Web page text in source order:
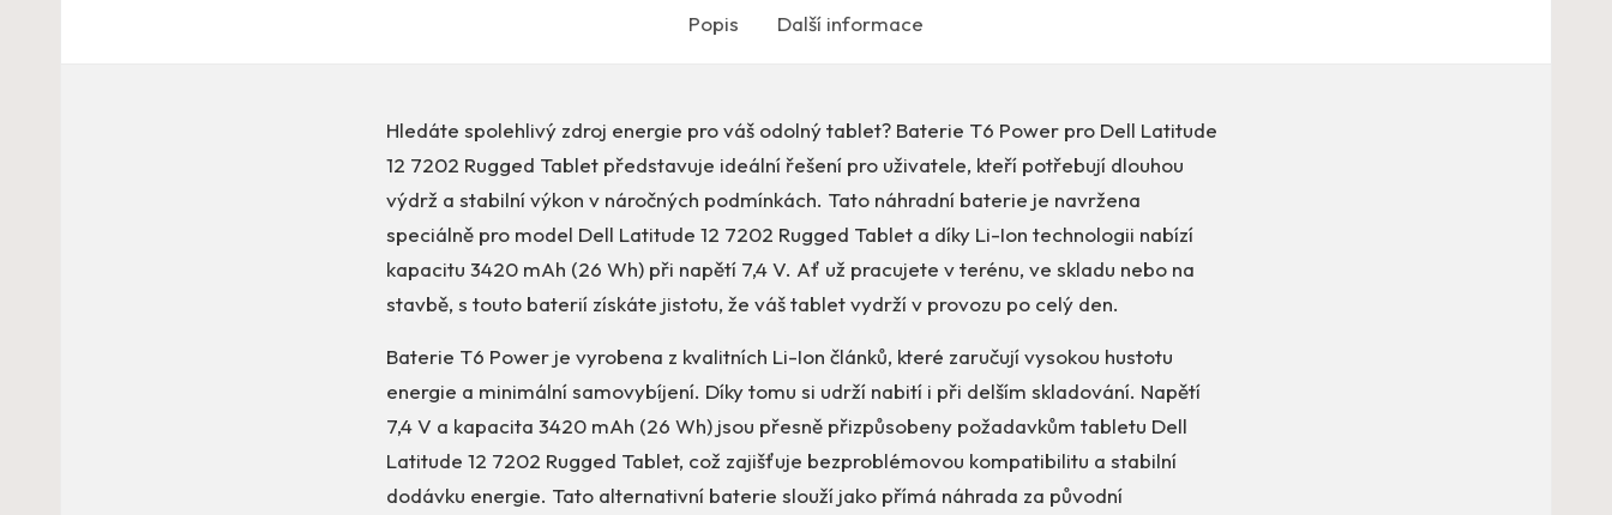
Popis Další informace
Hledáte spolehlivý zdroj energie pro váš odolný tablet? Baterie T6 Power pro Dell Latitude
12 7202 Rugged Tablet představuje ideální řešení pro uživatele, kteří potřebují dlouhou
výdrž a stabilní výkon v náročných podmínkách. Tato náhradní baterie je navržena
speciálně pro model Dell Latitude 12 7202 Rugged Tablet a díky Li-Ion technologii nabízí
kapacitu 3420 mAh (26 Wh) při napětí 7,4 V. Ať už pracujete v terénu, ve skladu nebo na
stavbě, s touto baterií získáte jistotu, že váš tablet vydrží v provozu po celý den.
Baterie T6 Power je vyrobena z kvalitních Li-Ion článků, které zaručují vysokou hustotu
energie a minimální samovybíjení. Díky tomu si udrží nabití i při delším skladování. Napětí
7,4 V a kapacita 3420 mAh (26 Wh) jsou přesně přizpůsobeny požadavkům tabletu Dell
Latitude 12 7202 Rugged Tablet, což zajišťuje bezproblémovou kompatibilitu a stabilní
dodávku energie. Tato alternativní baterie slouží jako přímá náhrada za původní